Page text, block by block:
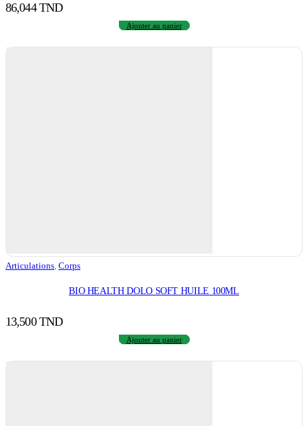
86,044TND
Ajouter au panier
Articulations, Corps
BIO HEALTH DOLO SOFT HUILE 100ML
13,500TND
Ajouter au panier